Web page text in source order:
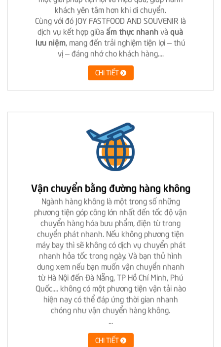
khách yên tâm hơn khi di chuyển.
Cùng với đó JOY FASTFOOD AND SOUVENIR là
dịch vụ kết hợp giữa ẩm thực nhanhvà quà
lưu niệm , mang đến trải nghiệm tiện lợi – thú
vị – đáng nhớ cho khách hàng....
CHI TIẾT
Vận chuyển bằng đường hàng không
Ngành hàng không là một trong số những
phương tiện góp công lớn nhất đến tốc độ vận
chuyển hàng hóa bưu phẩm, điện từ trong
chuyển phát nhanh. Nếu không phương tiện
máy bay thì sẽ không có dịch vụ chuyển phát
nhanh hỏa tốc trong ngày. Và bạn thử hình
dung xem nếu bạn muốn vận chuyển nhanh
từ Hà Nội đến Đà Nẵng, TP Hồ Chí Minh, Phú
Quốc.... không có một phương tiện vận tải nào
hiện nay có thể đáp ứng thời gian nhanh
chóng như vận chuyển hàng không.
...
CHI TIẾT